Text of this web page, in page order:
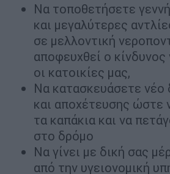
Να τοποθετήσετε
και μεγαλύτερες
σε μελλοντική
αποφευχθεί ο
οι κατοικίες μας,
Να κατασκευάσετε νέο
και αποχέτευσης ώστε
τα καπάκια και να
στο δρόμο
Να γίνει με δική σας
από την υγειονομική